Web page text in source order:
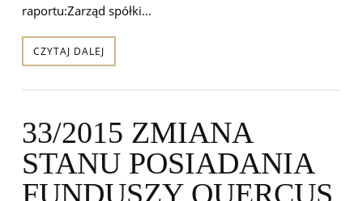
raportu:Zarząd spółki…
CZYTAJ DALEJ
33/2015 ZMIANA
STANU POSIADANIA
FUNDUSZY QUERCUS